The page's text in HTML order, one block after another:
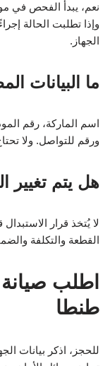
نعم، يبدأ الفحص في
وإذا تطلبت الحالة
الجهاز.
ما البيانات
اسم الماركة، رقم
ورقم للتواصل. ولا
هل يتم تغيير
لا يُتخذ قرار
القطعة والتكلفة
اطلب
طنطا
للحجز، اذكر بيانات